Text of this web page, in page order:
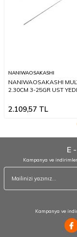
NANIWAOSAKASHI
NANIWAOSAKASHI
2.30CM 3-25GR UST
2.109,57 TL
E
Kampanya ve
Kampanya ve